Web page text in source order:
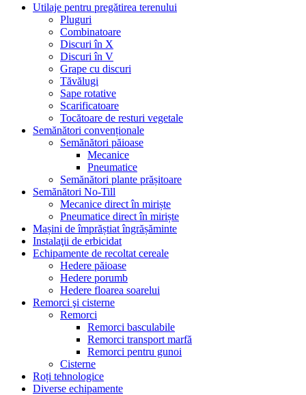
Utilaje pentru pregătirea terenului
Pluguri
Combinatoare
Discuri în X
Discuri în V
Grape cu discuri
Tăvălugi
Sape rotative
Scarificatoare
Tocătoare de resturi vegetale
Semănători convenționale
Semănători păioase
Mecanice
Pneumatice
Semănători plante prășitoare
Semănători No-Till
Mecanice direct în miriște
Pneumatice direct în miriște
Mașini de împrăștiat îngrășăminte
Instalaţii de erbicidat
Echipamente de recoltat cereale
Hedere păioase
Hedere porumb
Hedere floarea soarelui
Remorci şi cisterne
Remorci
Remorci basculabile
Remorci transport marfă
Remorci pentru gunoi
Cisterne
Roți tehnologice
Diverse echipamente